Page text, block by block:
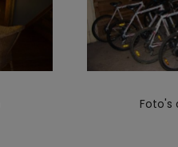
Foto's